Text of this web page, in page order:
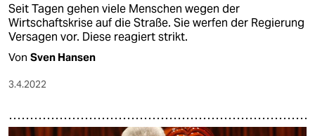
Seit Tagen gehen viele Menschen wegen der
Wirtschaftskrise auf die Straße. Sie werfen der Regierung
Versagen vor. Diese reagiert strikt.
Von Sven Hansen
3.4.2022